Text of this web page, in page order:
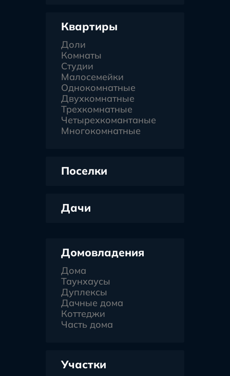
Квартиры
Доли
Комнаты
Студии
Малосемейки
Однокомнатные
Двухкомнатные
Трехкомнатные
Четырехкомантаные
Многокомнатные
Поселки
Дачи
Домовладения
Дома
Таунхаусы
Дуплексы
Дачные дома
Коттеджи
Часть дома
Участки